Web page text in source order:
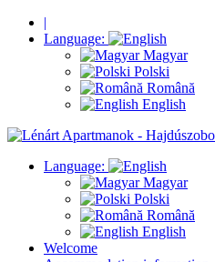
|
Language:
Magyar
Polski
Română
English
Language:
Magyar
Polski
Română
English
Welcome